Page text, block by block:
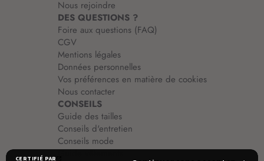
Nous rejoindre
DES QUESTIONS ?
Foire aux questions (FAQ)
CGV
Mentions légales
Données personnelles
Vos préférences en matière de cookies
Nous contacter
CONSEILS
Guide des tailles
Conseils d'entretien
Conseils mode
Guide vêtements